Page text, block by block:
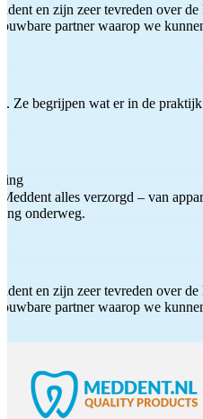
en zijn zeer tevreden over
partner waarop we
Ze begrijpen wat er in de
alles verzorgd – van
onderweg.
en zijn zeer tevreden over
partner waarop we